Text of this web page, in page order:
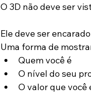
O 3D não deve ser
Ele deve ser
Uma forma de
Quem você é
O nível do seu
O valor que você